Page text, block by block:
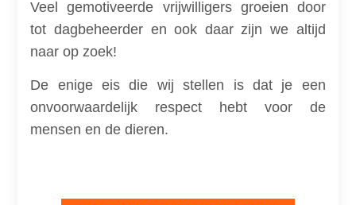
Veel gemotiveerde vrijwilligers groeien door
tot dagbeheerder en ook daar zijn we altijd
naar op zoek!
De enige eis die wij stellen is dat je een
onvoorwaardelijk respect hebt voor de
mensen en de dieren.